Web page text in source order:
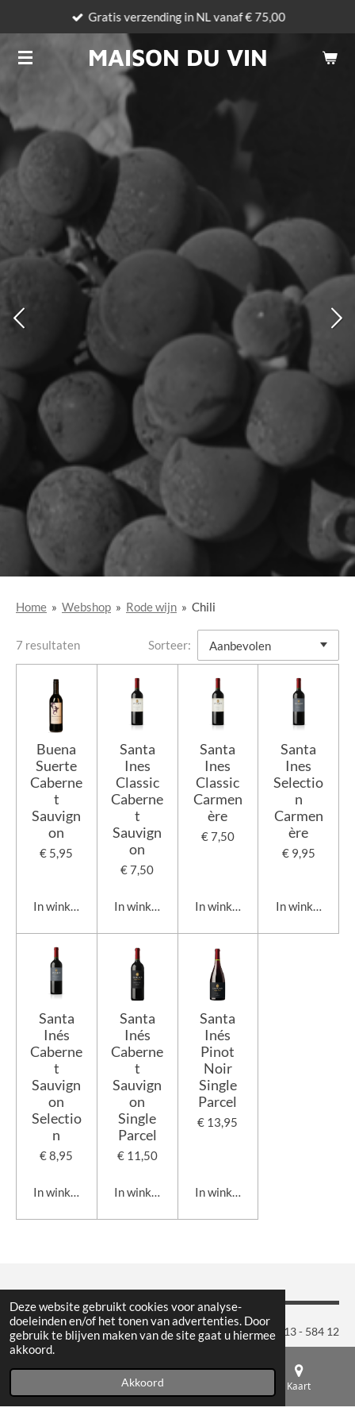
Deze website gebruikt cookies voor analyse-
doeleinden en/of het tonen van advertenties. Door
gebruik te blijven maken van de site gaat u hiermee
akkoord.
Akkoord
naar
MAISON DU VIN
Gratis verzending in NL vanaf € 75,00
Home » Webshop » Rode wijn » Chili
7 resultaten Sorteer:
Buena
Suerte
Caberne
t
Sauvign
on
€ 5,95
In winkelwagen
Santa
Ines
Classic
Caberne
t
Sauvign
on
€ 7,50
In winkelwagen
Santa
Ines
Classic
Carmen
ère
€ 7,50
In winkelwagen
Santa
Ines
Selectio
n
Carmen
ère
€ 9,95
In
Santa
Inés
Caberne
t
Sauvign
on
Selectio
n
€ 8,95
In winkelwagen
Santa
Inés
Caberne
t
Sauvign
on
Single
Parcel
€ 11,50
In winkelwagen
Santa
Inés
Pinot
Noir
Single
Parcel
€ 13,95
In winkelwagen
Maison du Vin | Geminiweg 9 | 5015 BP Tilburg | Tel.: 013 - 584 12
10 | Openingstijden: dinsdag t/m vrijdag 10:00 - 18:00 uur
& zaterdag 10:00 - 17:00 uur
Gratis parkeren voor de deur
© 2019 - 2026 Maison du Vin
Telefoonnummer Kaart